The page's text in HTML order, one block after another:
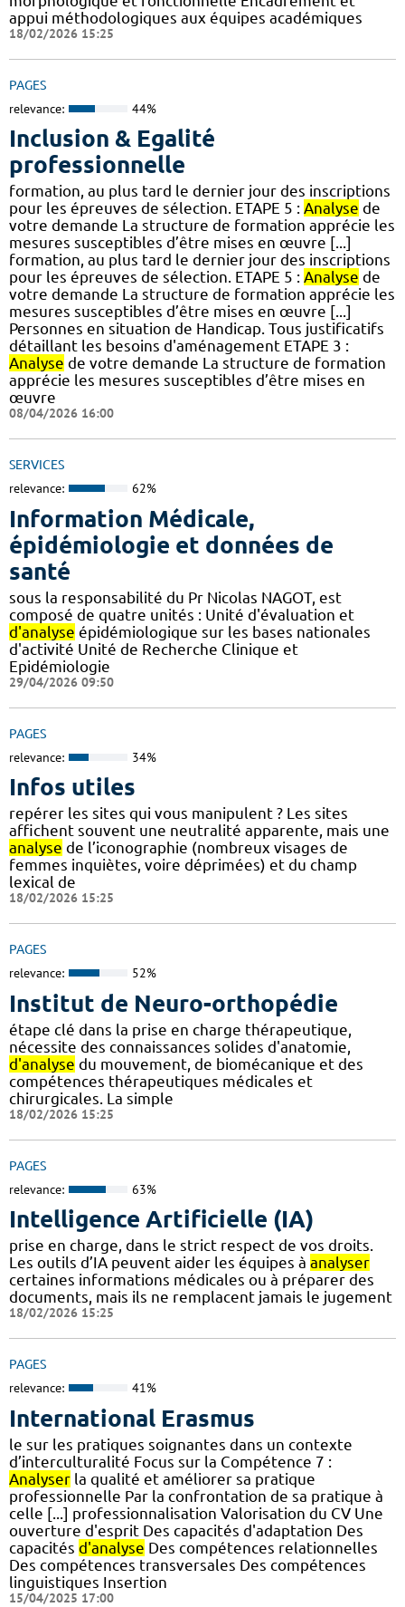
appui méthodologiques aux équipes académiques
18/02/2026 15:25
PAGES
relevance: 44%
Inclusion & Egalité
professionnelle
formation, au plus tard le dernier jour des inscriptions
pour les épreuves de sélection. ETAPE 5 : Analyse de
votre demande La structure de formation apprécie les
mesures susceptibles d’être mises en œuvre [...]
formation, au plus tard le dernier jour des inscriptions
pour les épreuves de sélection. ETAPE 5 : Analyse de
votre demande La structure de formation apprécie les
mesures susceptibles d’être mises en œuvre [...]
Personnes en situation de Handicap. Tous justificatifs
détaillant les besoins d'aménagement ETAPE 3 :
Analyse de votre demande La structure de formation
apprécie les mesures susceptibles d’être mises en
œuvre
08/04/2026 16:00
SERVICES
relevance: 62%
Information Médicale,
épidémiologie et données de
santé
sous la responsabilité du Pr Nicolas NAGOT, est
composé de quatre unités : Unité d'évaluation et
d'analyse épidémiologique sur les bases nationales
d'activité Unité de Recherche Clinique et
Epidémiologie
29/04/2026 09:50
PAGES
relevance: 34%
Infos utiles
repérer les sites qui vous manipulent ? Les sites
affichent souvent une neutralité apparente, mais une
analyse de l’iconographie (nombreux visages de
femmes inquiètes, voire déprimées) et du champ
lexical de
18/02/2026 15:25
PAGES
relevance: 52%
Institut de Neuro-orthopédie
étape clé dans la prise en charge thérapeutique,
nécessite des connaissances solides d'anatomie,
d'analyse du mouvement, de biomécanique et des
compétences thérapeutiques médicales et
chirurgicales. La simple
18/02/2026 15:25
PAGES
relevance: 63%
Intelligence Artificielle (IA)
prise en charge, dans le strict respect de vos droits.
Les outils d’IA peuvent aider les équipes à analyser
certaines informations médicales ou à préparer des
documents, mais ils ne remplacent jamais le jugement
18/02/2026 15:25
PAGES
relevance: 41%
International Erasmus
le sur les pratiques soignantes dans un contexte
d’interculturalité Focus sur la Compétence 7 :
Analyser la qualité et améliorer sa pratique
professionnelle Par la confrontation de sa pratique à
celle [...] professionnalisation Valorisation du CV Une
ouverture d'esprit Des capacités d'adaptation Des
capacités d'analyse Des compétences relationnelles
Des compétences transversales Des compétences
linguistiques Insertion
15/04/2025 17:00